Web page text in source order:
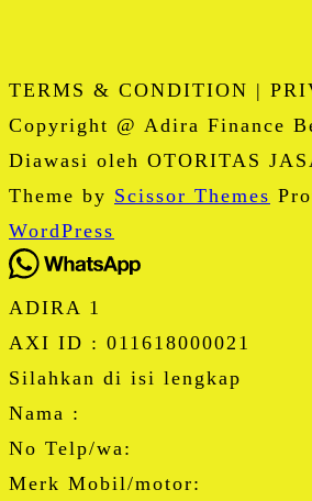
TERMS & CONDITION |
Copyright @ Adira Finance
Diawasi oleh OTORITAS
Theme by Scissor Themes
WordPress
ADIRA 1
AXI ID : 011618000021
Silahkan di isi lengkap
Nama :
No Telp/wa:
Merk Mobil/motor: